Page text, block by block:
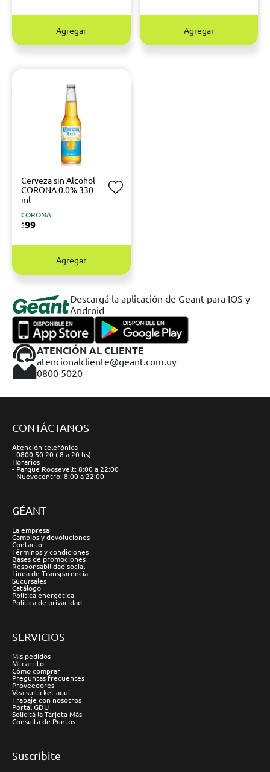
Agregar Agregar
Cerveza sin Alcohol
CORONA 0.0% 330
ml
CORONA
$99
Agregar
Descargá la aplicación de Geant para IOS y
Android
ATENCIÓN AL CLIENTE
atencionalcliente@geant.com.uy
0800 5020
CONTÁCTANOS
Atención telefónica
- 0800 50 20 ( 8 a 20 hs)
Horarios
- Parque Roosevelt: 8:00 a 22:00
- Nuevocentro: 8:00 a 22:00
GÉANT
La empresa
Cambios y devoluciones
Contacto
Términos y condiciones
Bases de promociones
Responsabilidad social
Línea de Transparencia
Sucursales
Catálogo
Política energética
Política de privacidad
SERVICIOS
Mis pedidos
Mi carrito
Cómo comprar
Preguntas frecuentes
Proveedores
Vea su ticket aquí
Trabaje con nosotros
Portal GDU
Solicitá la Tarjeta Más
Consulta de Puntos
Suscríbite